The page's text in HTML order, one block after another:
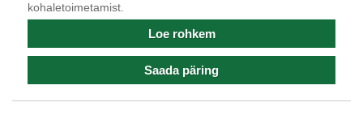
kohaletoimetamist.
Loe rohkem
Saada päring